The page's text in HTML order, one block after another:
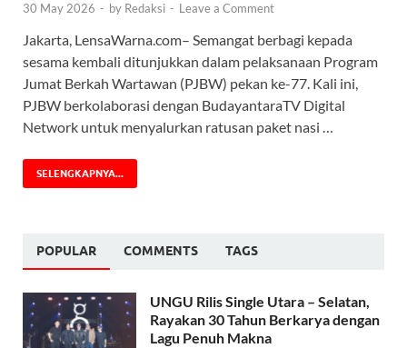
30 May 2026 - by Redaksi - Leave a Comment
Jakarta, LensaWarna.com– Semangat berbagi kepada
sesama kembali ditunjukkan dalam pelaksanaan Program
Jumat Berkah Wartawan (PJBW) pekan ke-77. Kali ini,
PJBW berkolaborasi dengan BudayantaraTV Digital
Network untuk menyalurkan ratusan paket nasi …
SELENGKAPNYA...
POPULAR COMMENTS TAGS
UNGU Rilis Single Utara – Selatan,
Rayakan 30 Tahun Berkarya dengan
Lagu Penuh Makna